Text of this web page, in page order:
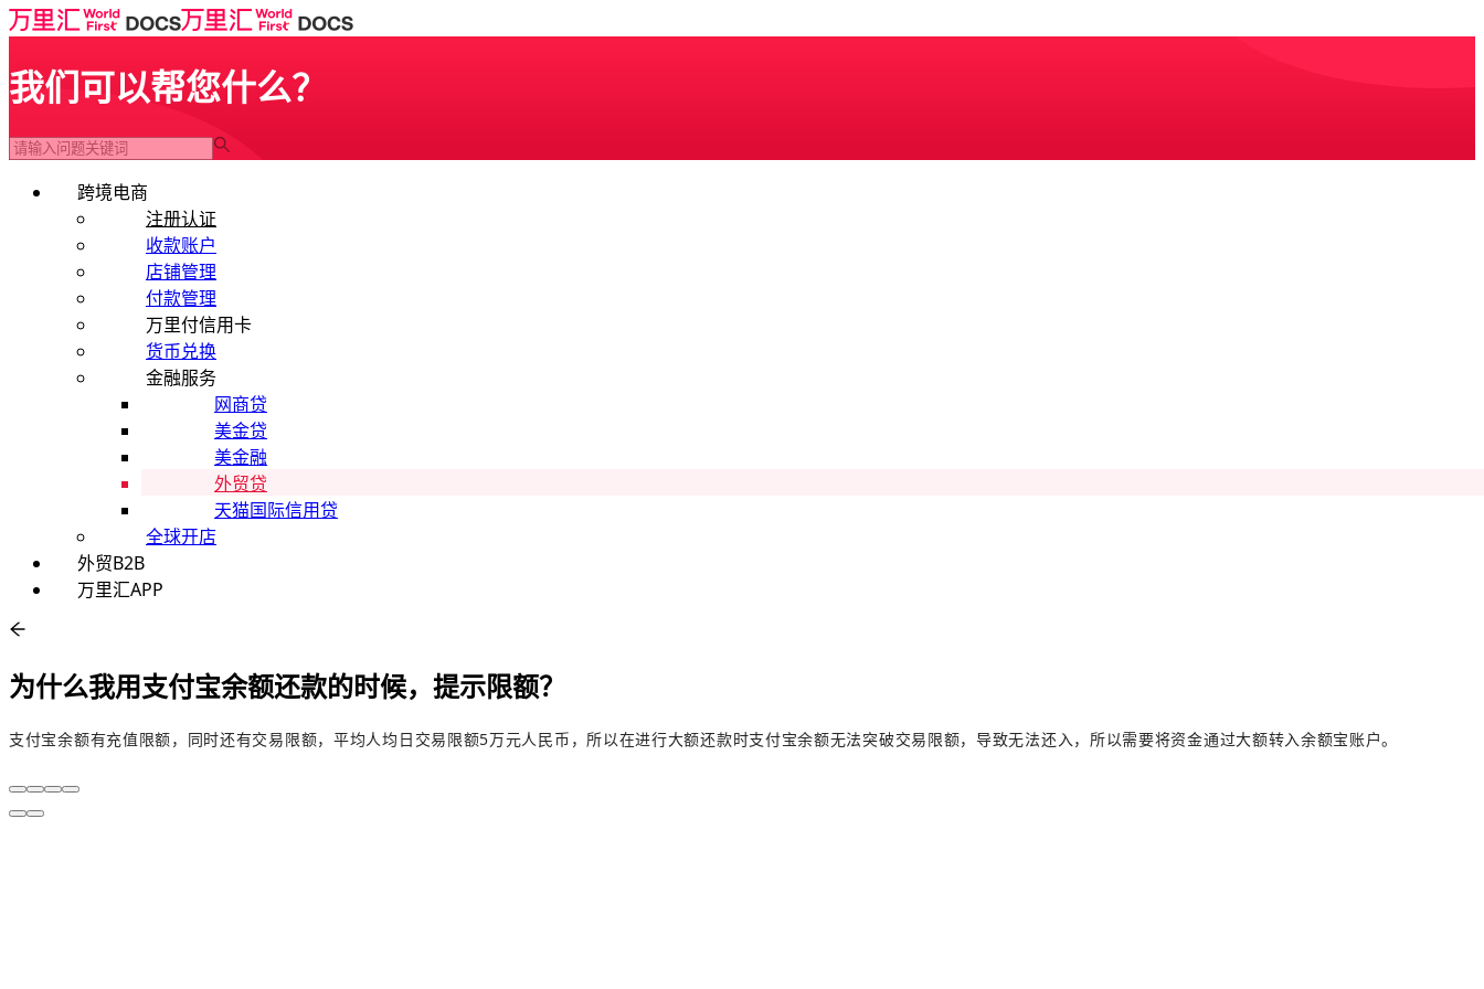
我们可以帮您什么？
跨境电商
注册认证
收款账户
店铺管理
付款管理
万里付信用卡
货币兑换
金融服务
网商贷
美金贷
美金融
外贸贷
天猫国际信用贷
全球开店
外贸B2B
万里汇APP
为什么我用支付宝余额还款的时候，提示限额？
支付宝余额有充值限额，同时还有交易限额，平均人均日交易限额5万元人民币，所以在进行大额还款时支付宝余额无法突破交易限额，导致无法还入，所以需要将资金通过大额转入余额宝账户。